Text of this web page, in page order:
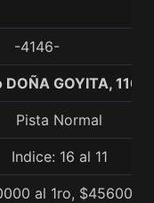
-4146-
DOÑA GOYITA,
Pista Normal
Indice: 16 al 11
al 1ro, $456000